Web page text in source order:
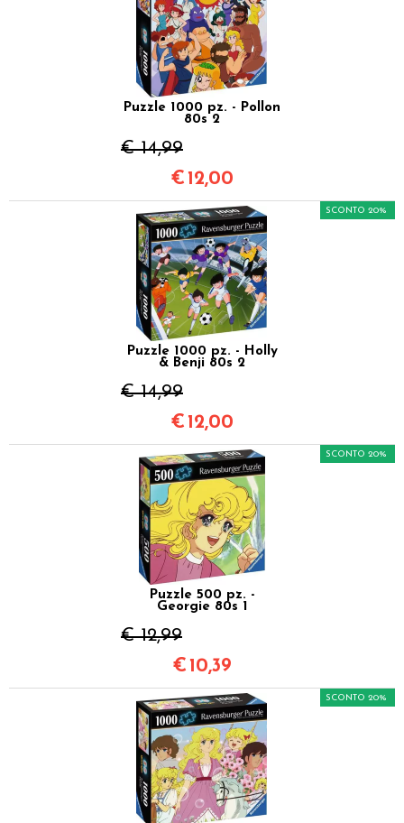
Puzzle 1000 pz. - Pollon
80s 2
€ 14,99
€ 12,00
Puzzle 1000 pz. - Holly
& Benji 80s 2
€ 14,99
SCONTO 20%
€ 12,00
Puzzle 500 pz. -
Georgie 80s 1
€ 12,99
SCONTO 20%
€ 10,39
SCONTO 20%